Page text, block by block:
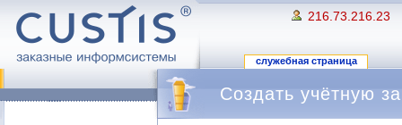
216.73.216.23
служебная страница
Создать учётную